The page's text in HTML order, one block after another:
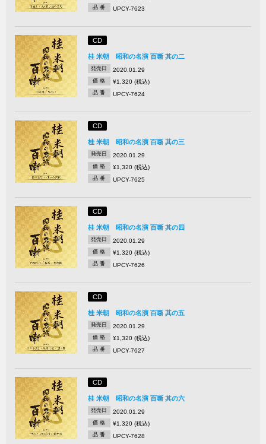
品 番 UPCY-7623
CD
桂 米朝 昭和の名演 百噺 其の二
発売日 2020.01.29
価 格 ¥1,320 (税込)
品 番 UPCY-7624
CD
桂 米朝 昭和の名演 百噺 其の三
発売日 2020.01.29
価 格 ¥1,320 (税込)
品 番 UPCY-7625
CD
桂 米朝 昭和の名演 百噺 其の四
発売日 2020.01.29
価 格 ¥1,320 (税込)
品 番 UPCY-7626
CD
桂 米朝 昭和の名演 百噺 其の五
発売日 2020.01.29
価 格 ¥1,320 (税込)
品 番 UPCY-7627
CD
桂 米朝 昭和の名演 百噺 其の六
発売日 2020.01.29
価 格 ¥1,320 (税込)
品 番 UPCY-7628